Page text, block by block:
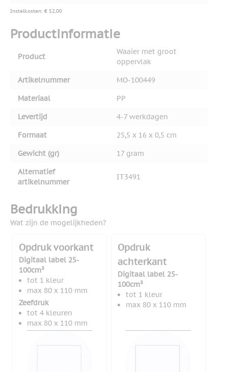
Instelkosten: € 52,00
Productinformatie
Product
Waaier met groot
oppervlak
Artikelnummer
MO-100449
Materiaal
PP
Levertijd
4-7 werkdagen
Formaat
25,5 x 16 x 0,5 cm
Gewicht (gr)
17 gram
Alternatief
artikelnummer
IT3491
Bedrukking
Wat zijn de mogelijkheden?
Opdruk voorkant
Digitaal label 25-
100cm²
tot 1 kleur
max 80 x 110 mm
Zeefdruk
tot 4 kleuren
max 80 x 110 mm
Opdruk
achterkant
Digitaal label 25-
100cm²
tot 1 kleur
max 80 x 110 mm